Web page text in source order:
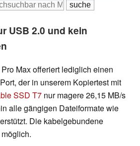
USB 2.0 und kein
Max offeriert lediglich einen
der in unserem Kopiertest mit
SSD T7 nur magere 26,15 MB/s
alle gängigen Dateiformate wie
Die kabelgebundene